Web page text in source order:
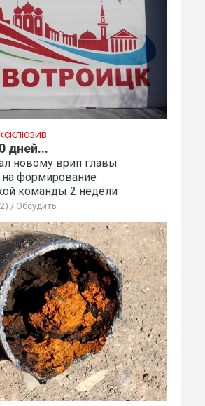
дней...
новому врип главы
на формирование
команды 2 недели
/ Обсудить